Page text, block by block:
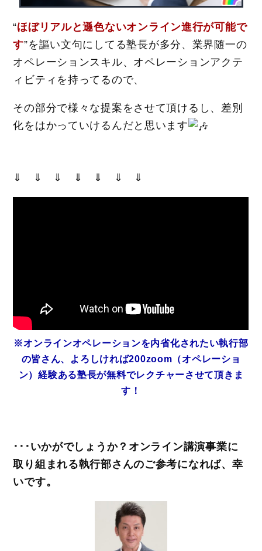
“ほぼリアルと遜色ないオンライン進行が可能で
す”を謳い文句にしてる塾長が多分、業界随一の
オペレーションスキル、オペレーションアクテ
ィビティを持ってるので、
その部分で様々な提案をさせて頂けるし、差別
化をはかっていけるんだと思います
⇓ ⇓ ⇓ ⇓ ⇓ ⇓ ⇓
※オンラインオペレーションを内省化されたい執行部
の皆さん、よろしければ200zoom（オペレーショ
ン）経験ある塾長が無料でレクチャーさせて頂きま
す！
･･･いかがでしょうか？オンライン講演事業に
取り組まれる執行部さんのご参考になれば、幸
いです。